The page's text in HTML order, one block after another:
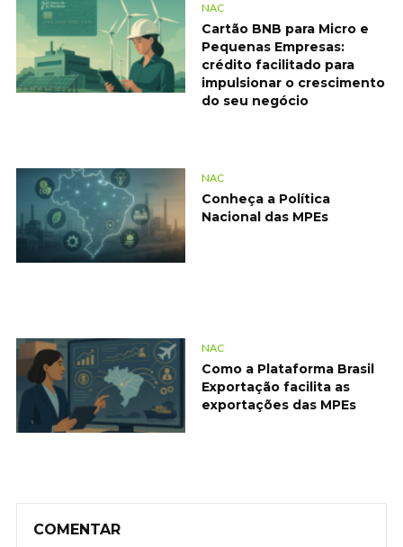
NAC
Cartão BNB para Micro e
Pequenas Empresas:
crédito facilitado para
impulsionar o crescimento
do seu negócio
NAC
Conheça a Política
Nacional das MPEs
NAC
Como a Plataforma Brasil
Exportação facilita as
exportações das MPEs
COMENTAR